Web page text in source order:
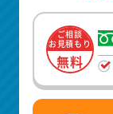
ご相談
お見積もり
無料